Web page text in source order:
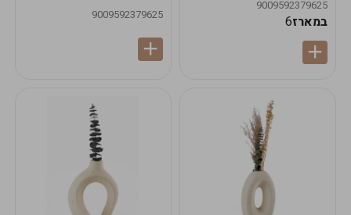
9009592379625
במארז6
9009592379625